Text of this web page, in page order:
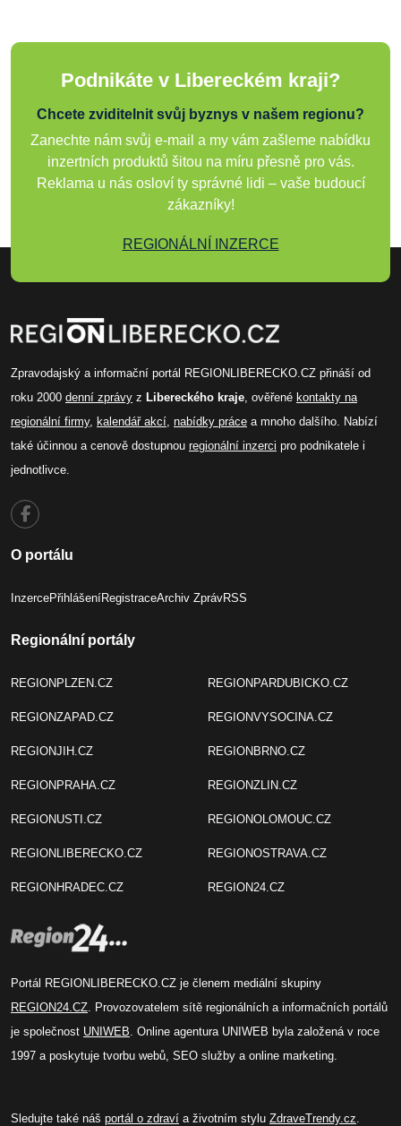
Podnikáte v Libereckém kraji?
Chcete zviditelnit svůj byznys v našem regionu?
Zanechte nám svůj e-mail a my vám zašleme nabídku
inzertních produktů šitou na míru přesně pro vás.
Reklama u nás osloví ty správné lidi – vaše budoucí
zákazníky!
REGIONÁLNÍ INZERCE
Zpravodajský a informační portál REGIONLIBERECKO.CZ přináší od
roku 2000 denní zprávy z Libereckého kraje, ověřené kontakty na
regionální firmy, kalendář akcí, nabídky práce a mnoho dalšího. Nabízí
také účinnou a cenově dostupnou regionální inzerci pro podnikatele i
jednotlivce.
O portálu
InzercePřihlášeníRegistraceArchiv ZprávRSS
Regionální portály
REGIONPLZEN.CZ
REGIONZAPAD.CZ
REGIONJIH.CZ
REGIONPRAHA.CZ
REGIONUSTI.CZ
REGIONLIBERECKO.CZ
REGIONHRADEC.CZ
REGIONPARDUBICKO.CZ
REGIONVYSOCINA.CZ
REGIONBRNO.CZ
REGIONZLIN.CZ
REGIONOLOMOUC.CZ
REGIONOSTRAVA.CZ
REGION24.CZ
Portál REGIONLIBERECKO.CZ je členem mediální skupiny
REGION24.CZ. Provozovatelem sítě regionálních a informačních portálů
je společnost UNIWEB. Online agentura UNIWEB byla založená v roce
1997 a poskytuje tvorbu webů, SEO služby a online marketing.
Sledujte také náš portál o zdraví a životním stylu ZdraveTrendy.cz.